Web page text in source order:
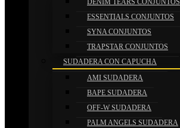
DENIM TEARS CONJUNTOS
ESSENTIALS CONJUNTOS
SYNA CONJUNTOS
TRAPSTAR CONJUNTOS
SUDADERA CON CAPUCHA
AMI SUDADERA
BAPE SUDADERA
OFF-W SUDADERA
PALM ANGELS SUDADERA